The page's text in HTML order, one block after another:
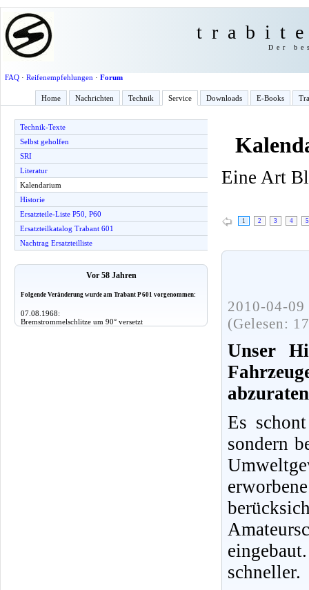
Der
FAQ· Reifenempfehlungen · Forum
Home Nachrichten Technik Service Downloads E-Books
Technik-Texte
Selbst geholfen
SRI
Literatur
Kalendarium
Historie
Ersatzteile-Liste P50, P60
Ersatzteilkatalog Trabant 601
Nachtrag Ersatzteilliste
Vor 58 Jahren
Folgende Veränderung wurde am Trabant P 601 vorgenommen:
07.08.1968:
Bremstrommelschlitze um 90° versetzt
Eine Art
1 2 3 4 5
2010-04-
(Gelesen:
Unser
Es
sondern
schneller.